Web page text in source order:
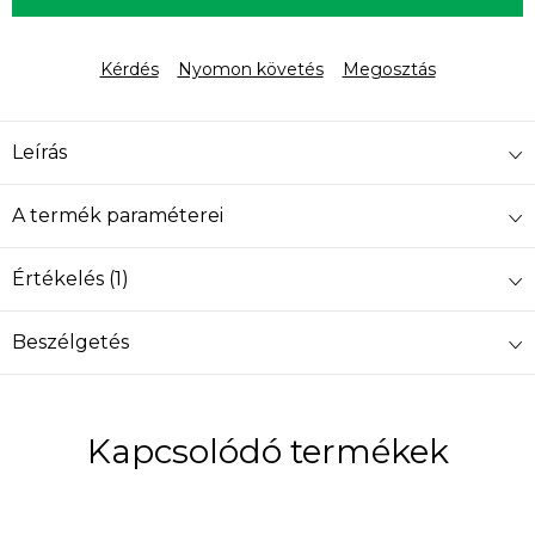
Kérdés Nyomon követés Megosztás
Leírás
A termék paraméterei
Értékelés (1)
Beszélgetés
Kapcsolódó termékek